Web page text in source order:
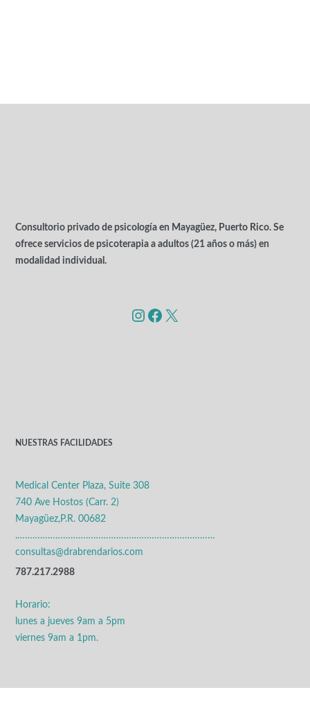
Consultorio privado de psicología en Mayagüez, Puerto Rico. Se
ofrece servicios de psicoterapia a adultos (21 años o más) en
modalidad individual.
Instagram
Facebook
X
NUESTRAS FACILIDADES
Medical Center Plaza, Suite 308
740 Ave Hostos (Carr. 2)
Mayagüez,P.R. 00682
.……………………………………………………………………
consultas@drabrendarios.com
787.217.2988
Horario:
lunes a jueves 9am a 5pm
viernes 9am a 1pm.